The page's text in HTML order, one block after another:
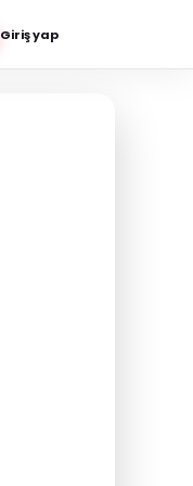
Giriş yap